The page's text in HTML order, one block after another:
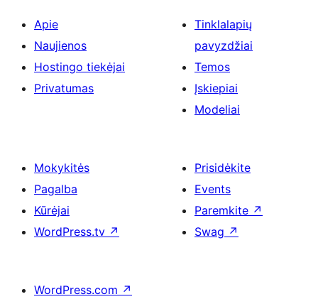
Apie
Naujienos
Hostingo tiekėjai
Privatumas
Tinklalapių
pavyzdžiai
Temos
Įskiepiai
Modeliai
Mokykitės
Pagalba
Kūrėjai
WordPress.tv ↗
Prisidėkite
Events
Paremkite ↗
Swag ↗
WordPress.com ↗